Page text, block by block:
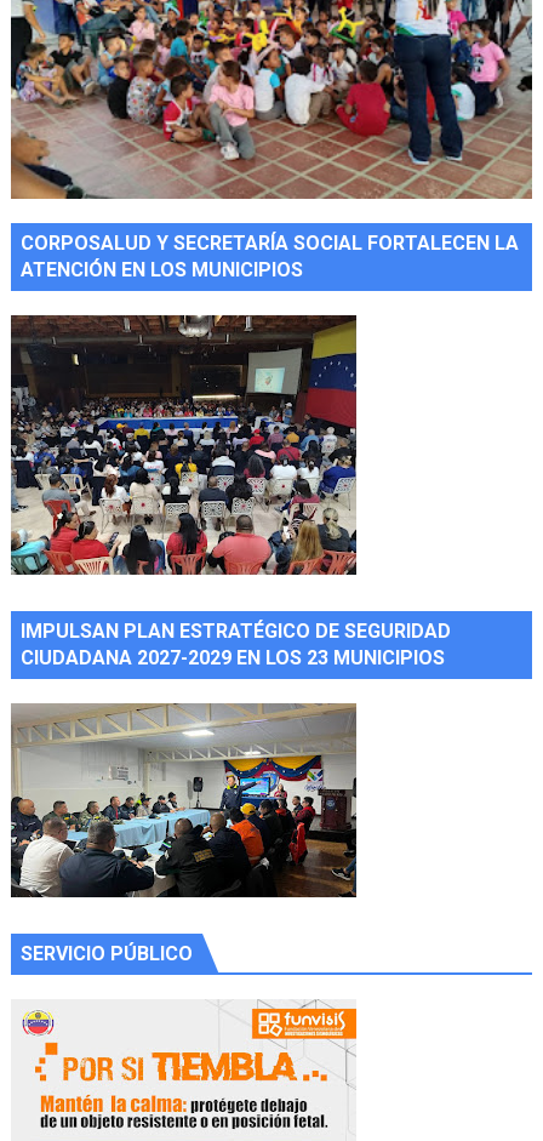
CORPOSALUD Y SECRETARÍA SOCIAL FORTALECEN LA
ATENCIÓN EN LOS MUNICIPIOS
IMPULSAN PLAN ESTRATÉGICO DE SEGURIDAD
CIUDADANA 2027-2029 EN LOS 23 MUNICIPIOS
SERVICIO PÚBLICO